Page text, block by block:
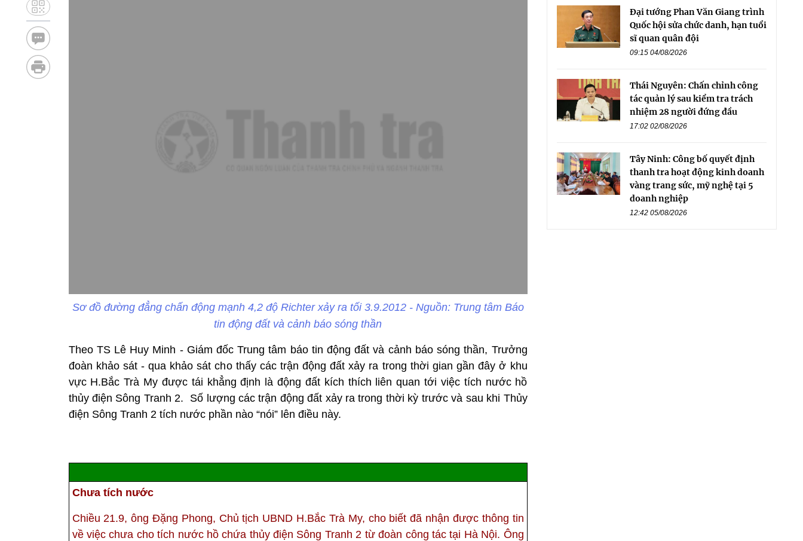
Sơ đồ đường đẳng chấn động mạnh 4,2 độ Richter xảy ra tối 3.9.2012 - Nguồn: Trung tâm Báo
tin động đất và cảnh báo sóng thần
Theo TS Lê Huy Minh - Giám đốc Trung tâm báo tin động đất và cảnh báo sóng thần, Trưởng
đoàn khảo sát - qua khảo sát cho thấy các trận động đất xảy ra trong thời gian gần đây ở khu
vực H.Bắc Trà My được tái khẳng định là động đất kích thích liên quan tới việc tích nước hồ
thủy điện Sông Tranh 2. Số lượng các trận động đất xảy ra trong thời kỳ trước và sau khi Thủy
điện Sông Tranh 2 tích nước phần nào “nói” lên điều này.
Chưa tích nước
Chiều 21.9, ông Đặng Phong, Chủ tịch UBND H.Bắc Trà My, cho biết đã nhận được thông tin
về việc chưa cho tích nước hồ chứa thủy điện Sông Tranh 2 từ đoàn công tác tại Hà Nội. Ông
Đại tướng Phan Văn Giang trình
Quốc hội sửa chức danh, hạn tuổi
sĩ quan quân đội
09:15 04/08/2026
Thái Nguyên: Chấn chỉnh công
tác quản lý sau kiểm tra trách
nhiệm 28 người đứng đầu
17:02 02/08/2026
Tây Ninh: Công bố quyết định
thanh tra hoạt động kinh doanh
vàng trang sức, mỹ nghệ tại 5
doanh nghiệp
12:42 05/08/2026